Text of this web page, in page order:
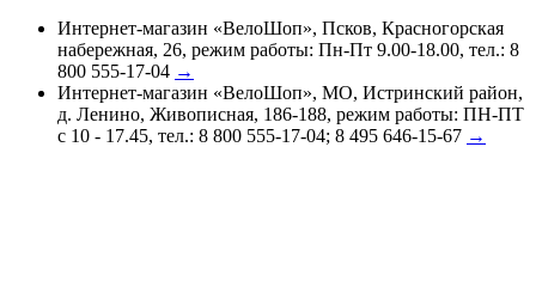
Интернет-магазин «ВелоШоп», Псков, Красногорская
набережная, 26, режим работы: Пн-Пт 9.00-18.00, тел.: 8
800 555-17-04 →
Интернет-магазин «ВелоШоп», МО, Истринский район,
д. Ленино, Живописная, 186-188, режим работы: ПН-ПТ
с 10 - 17.45, тел.: 8 800 555-17-04; 8 495 646-15-67 →